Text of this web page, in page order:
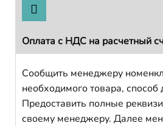
Оплата с НДС на расчетный
Сообщить менеджеру
необходимого товара, способ
Предоставить полные
своему менеджеру. Далее